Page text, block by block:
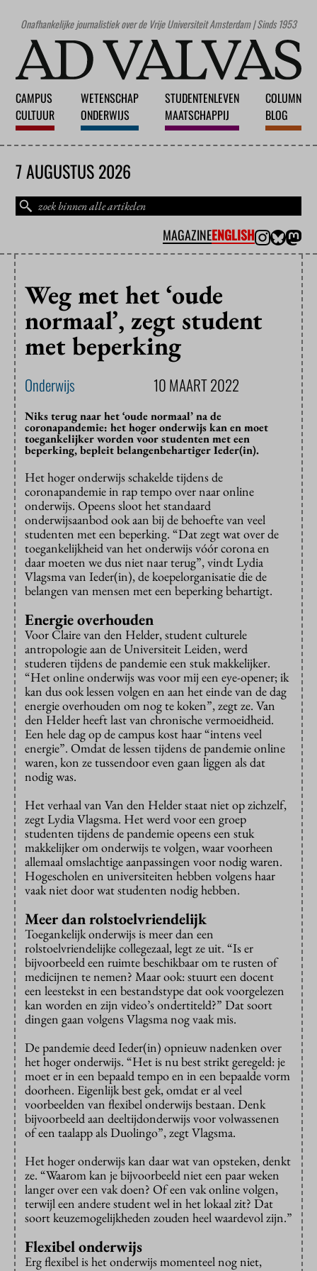
Onafhankelijke journalistiek over de Vrije Universiteit Amsterdam | Sinds 1953
CAMPUS
CULTUUR
WETENSCHAP
ONDERWIJS
STUDENTENLEVEN
MAATSCHAPPIJ
COLUMN
BLOG
7 AUGUSTUS 2026
MAGAZINEENGLISH
Weg met het ‘oude
normaal’, zegt student
met beperking
Onderwijs 10 MAART 2022
Niks terug naar het ‘oude normaal’ na de
coronapandemie: het hoger onderwijs kan en moet
toegankelijker worden voor studenten met een
beperking, bepleit belangenbehartiger Ieder(in).
Het hoger onderwijs schakelde tijdens de
coronapandemie in rap tempo over naar online
onderwijs. Opeens sloot het standaard
onderwijsaanbod ook aan bij de behoefte van veel
studenten met een beperking. “Dat zegt wat over de
toegankelijkheid van het onderwijs vóór corona en
daar moeten we dus niet naar terug”, vindt Lydia
Vlagsma van Ieder(in), de koepelorganisatie die de
belangen van mensen met een beperking behartigt.
Energie overhouden
Voor Claire van den Helder, student culturele
antropologie aan de Universiteit Leiden, werd
studeren tijdens de pandemie een stuk makkelijker.
“Het online onderwijs was voor mij een eye-opener; ik
kan dus ook lessen volgen en aan het einde van de dag
energie overhouden om nog te koken”, zegt ze. Van
den Helder heeft last van chronische vermoeidheid.
Een hele dag op de campus kost haar “intens veel
energie”. Omdat de lessen tijdens de pandemie online
waren, kon ze tussendoor even gaan liggen als dat
nodig was.
Het verhaal van Van den Helder staat niet op zichzelf,
zegt Lydia Vlagsma. Het werd voor een groep
studenten tijdens de pandemie opeens een stuk
makkelijker om onderwijs te volgen, waar voorheen
allemaal omslachtige aanpassingen voor nodig waren.
Hogescholen en universiteiten hebben volgens haar
vaak niet door wat studenten nodig hebben.
Meer dan rolstoelvriendelijk
Toegankelijk onderwijs is meer dan een
rolstoelvriendelijke collegezaal, legt ze uit. “Is er
bijvoorbeeld een ruimte beschikbaar om te rusten of
medicijnen te nemen? Maar ook: stuurt een docent
een leestekst in een bestandstype dat ook voorgelezen
kan worden en zijn video’s ondertiteld?” Dat soort
dingen gaan volgens Vlagsma nog vaak mis.
De pandemie deed Ieder(in) opnieuw nadenken over
het hoger onderwijs. “Het is nu best strikt geregeld: je
moet er in een bepaald tempo en in een bepaalde vorm
doorheen. Eigenlijk best gek, omdat er al veel
voorbeelden van flexibel onderwijs bestaan. Denk
bijvoorbeeld aan deeltijdonderwijs voor volwassenen
of een taalapp als Duolingo”, zegt Vlagsma.
Het hoger onderwijs kan daar wat van opsteken, denkt
ze. “Waarom kan je bijvoorbeeld niet een paar weken
langer over een vak doen? Of een vak online volgen,
terwijl een andere student wel in het lokaal zit? Dat
soort keuzemogelijkheden zouden heel waardevol zijn.”
Flexibel onderwijs
Erg flexibel is het onderwijs momenteel nog niet,